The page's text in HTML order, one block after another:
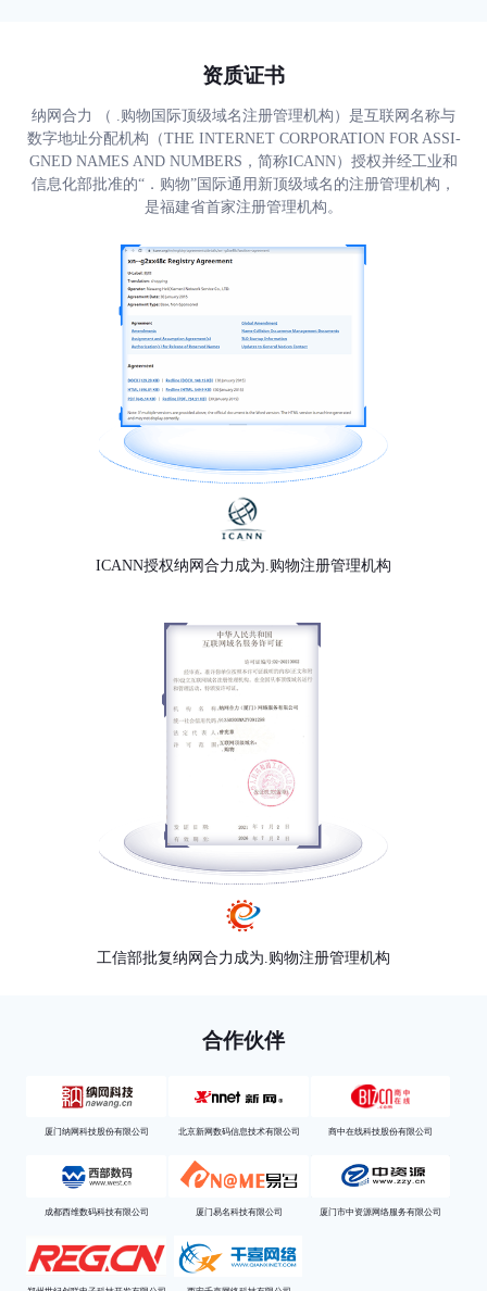
资质证书
纳网合力 （ .购物国际顶级域名注册管理机构）是互联网名称与
数字地址分配机构（THE INTERNET CORPORATION FOR ASSI-
GNED NAMES AND NUMBERS，简称ICANN）授权并经工业和
信息化部批准的“．购物”国际通用新顶级域名的注册管理机构，
是福建省首家注册管理机构。
ICANN授权纳网合力成为.购物注册管理机构
工信部批复纳网合力成为.购物注册管理机构
合作伙伴
厦门纳网科技股份有限公司 北京新网数码信息技术有限公司 商中在线科技股份有限公司
成都西维数码科技有限公司 厦门易名科技有限公司 厦门市中资源网络服务有限公司